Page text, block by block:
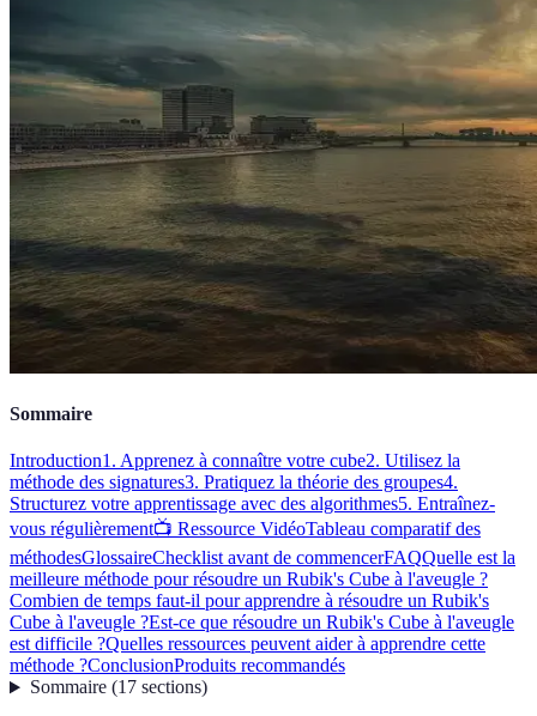
Sommaire
Introduction1. Apprenez à connaître votre cube2. Utilisez la
méthode des signatures3. Pratiquez la théorie des groupes4.
Structurez votre apprentissage avec des algorithmes5. Entraînez-
vous régulièrement📺 Ressource VidéoTableau comparatif des
méthodesGlossaireChecklist avant de commencerFAQQuelle est la
meilleure méthode pour résoudre un Rubik's Cube à l'aveugle ?
Combien de temps faut-il pour apprendre à résoudre un Rubik's
Cube à l'aveugle ?Est-ce que résoudre un Rubik's Cube à l'aveugle
est difficile ?Quelles ressources peuvent aider à apprendre cette
méthode ?ConclusionProduits recommandés
Sommaire(17 sections)